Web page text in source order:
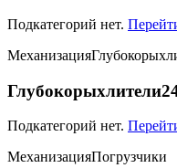
Подкатегорий нет.
Механизация
Глубокорыхлители
Подкатегорий нет.
МеханизацияПогрузчики